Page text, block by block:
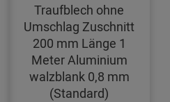
Traufblech ohne
Umschlag Zuschnitt
200 mm Länge 1
Meter Aluminium
walzblank 0,8 mm
(Standard)